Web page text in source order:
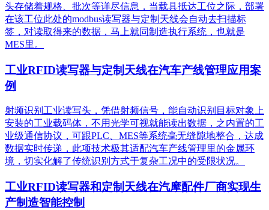
头存储着规格、批次等详尽信息，当载具抵达工位之际，部署
在该工位此处的modbus读写器与定制天线会自动去扫描标
签，对读取得来的数据，马上就同制造执行系统，也就是
MES里。
工业RFID读写器与定制天线在汽车产线管理应用案
例
射频识别工业读写头，凭借射频信号，能自动识别目标对象上
安装的工业载码体，不用光学可视就能读出数据，之内置的工
业级通信协议，可跟PLC、MES等系统毫无缝隙地整合，达成
数据实时传递，此项技术极其适配汽车产线管理里的金属环
境，切实化解了传统识别方式于复杂工况中的受限状况。
工业RFID读写器和定制天线在汽摩配件厂商实现生
产制造智能控制